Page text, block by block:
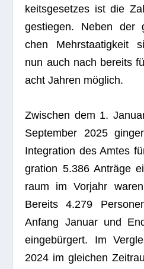
keits­ge­set­zes ist die
gestie­gen. Neben der
chen Mehr­staa­tig­keit
nun auch nach bereits
acht Jah­ren möglich.
Zwi­schen dem 1.
Sep­tem­ber 2025
Inte­gra­tion des Amtes
gra­tion 5.386 Anträge
raum im Vor­jahr
Bereits 4.279
Anfang Januar und
ein­ge­bür­gert. Im
2024 im glei­chen